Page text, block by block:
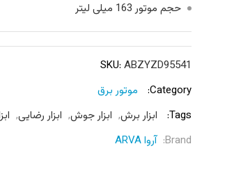
حجم موتور 163 میلی لیتر
SKU:ABZYZD95541
Category:
موتور برق
Tags:
ابزار برش, ابزار جوش, ابزار رضایی,
Brand: آروا ARVA